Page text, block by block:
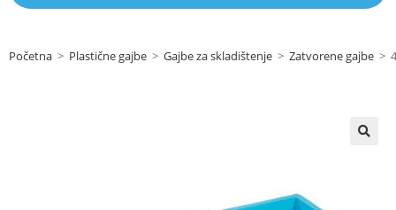
Početna > Plastične gajbe > Gajbe za skladištenje > Zatvorene gajbe >